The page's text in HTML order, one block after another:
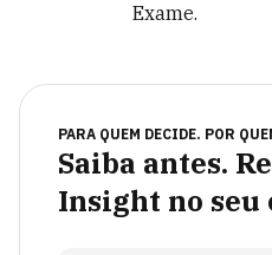
Exame.
PARA QUEM DECIDE. POR
Saiba antes.
Insight no seu